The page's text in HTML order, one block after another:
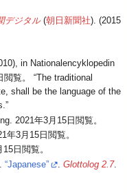
デジタル(朝日新聞社). (2015
in Nationalencyklopedin
閲覧。 “The traditional
shall be the language of the
2021年3月15日 閲覧。
年3月15日 閲覧。
15日 閲覧。
“Japanese” . Glottolog 2.7.